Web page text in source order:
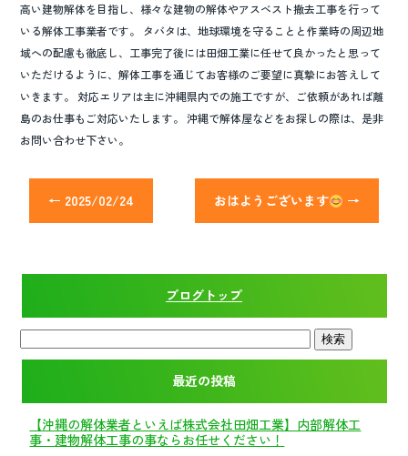
高い建物解体を目指し、様々な建物の解体やアスベスト撤去工事を行って
いる解体工事業者です。 タバタは、地球環境を守ることと作業時の周辺地
域への配慮も徹底し、工事完了後には田畑工業に任せて良かったと思って
いただけるように、解体工事を通じてお客様のご要望に真摯にお答えして
いきます。 対応エリアは主に沖縄県内での施工ですが、ご依頼があれば離
島のお仕事もご対応いたします。 沖縄で解体屋などをお探しの際は、是非
お問い合わせ下さい。
← 2025/02/24 おはようございます →
ブログトップ
最近の投稿
【沖縄の解体業者といえば株式会社田畑工業】内部解体工
事・建物解体工事の事ならお任せください！